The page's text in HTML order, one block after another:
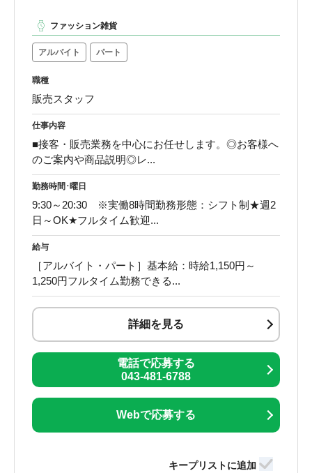
ファッション雑貨
アルバイト パート
職種
販売スタッフ
仕事内容
■接客・販売業務を中心にお任せします。◎お客様へ
のご案内や商品説明◎レ...
勤務時間･曜日
9:30～20:30 ※実働8時間勤務形態：シフト制★週2
日～OK★フルタイム歓迎...
給与
［アルバイト・パート］基本給：時給1,150円～
1,250円フルタイム勤務できる...
詳細を見る
電話で応募する
043-481-6788
Webで応募する